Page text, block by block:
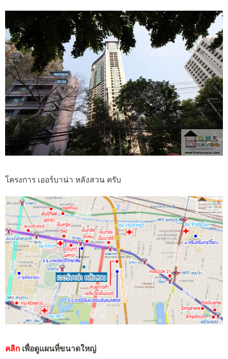
โครงการ เออร์บาน่า หลังสวน ครับ
คลิก เพื่อดูแผนที่ขนาดใหญ่